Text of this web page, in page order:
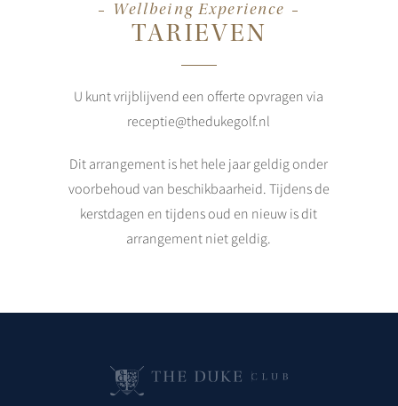
Wellbeing Experience
TARIEVEN
U kunt vrijblijvend een offerte opvragen via
receptie@thedukegolf.nl
Dit arrangement is het hele jaar geldig onder
voorbehoud van beschikbaarheid. Tijdens de
kerstdagen en tijdens oud en nieuw is dit
arrangement niet geldig.